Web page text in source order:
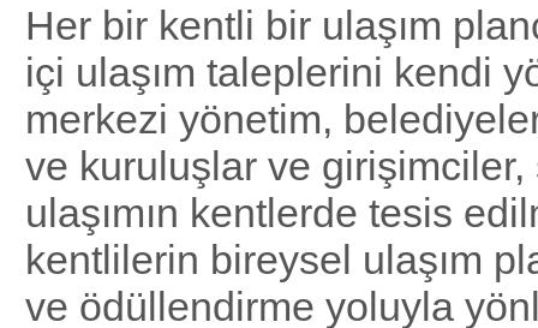
Her bir kentli bir ulaşım
içi ulaşım taleplerini kendi
merkezi yönetim,
ve kuruluşlar ve
ulaşımın kentlerde tesis
kentlilerin bireysel ulaşım
ve ödüllendirme yoluyla